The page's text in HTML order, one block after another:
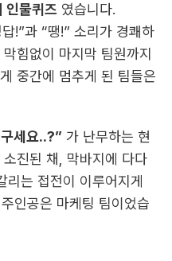
인물퀴즈 였습니다.
!”과 “땡!” 소리가 경쾌하
힘없이 마지막 팀원까지
중간에 멈추게 된 팀들은
세요..?” 가 난무하는 현
진된 채, 막바지에 다다
는 접전이 이루어지게
인공은 마케팅 팀이었습